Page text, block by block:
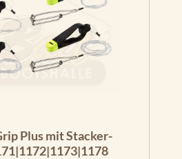
Plus mit Stacker-